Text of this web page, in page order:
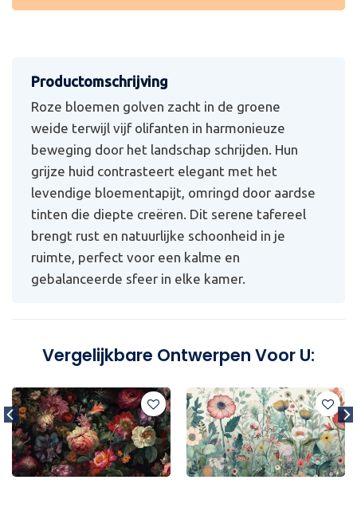
Roze bloemen golven zacht in de groene
weide terwijl vijf olifanten in harmonieuze
beweging door het landschap schrijden. Hun
grijze huid contrasteert elegant met het
levendige bloementapijt, omringd door aardse
tinten die diepte creëren. Dit serene tafereel
brengt rust en natuurlijke schoonheid in je
ruimte, perfect voor een kalme en
gebalanceerde sfeer in elke kamer.
Vergelijkbare Ontwerpen Voor U: